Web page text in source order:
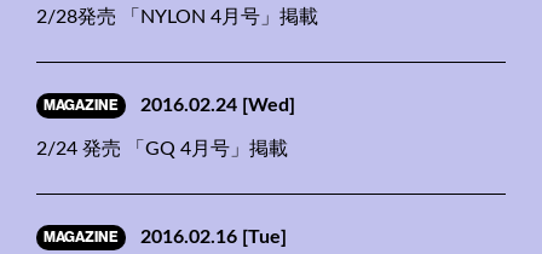
2/28発売 「NYLON 4月号」掲載
MAGAZINE 2016.02.24 [Wed]
2/24 発売 「GQ 4月号」掲載
MAGAZINE 2016.02.16 [Tue]